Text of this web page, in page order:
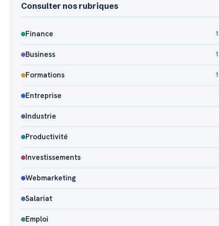
Consulter nos rubriques
Finance
Business
Formations
Entreprise
Industrie
Productivité
Investissements
Webmarketing
Salariat
Emploi